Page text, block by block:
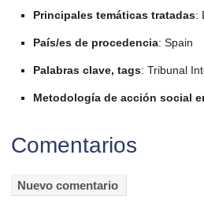
Principales temáticas tratadas:
País/es de procedencia: Spain
Palabras clave, tags: Tribunal
Metodología de acción social
Comentarios